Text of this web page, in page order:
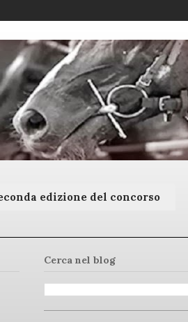
edizione del concorso
Cerca nel blog